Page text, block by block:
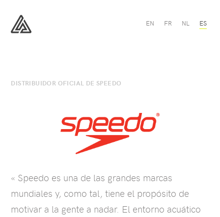
Speedo
All
ES
EN FR NL
DISTRIBUIDOR OFICIAL DE SPEEDO
« Speedo es una de las grandes marcas
mundiales y, como tal, tiene el propósito de
motivar a la gente a nadar. El entorno acuático